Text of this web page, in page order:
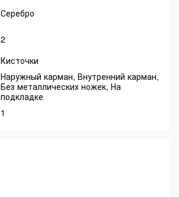
Серебро
2
Кисточки
Наружный карман, Внутренний карман,
Без металлических ножек, На
подкладке
1